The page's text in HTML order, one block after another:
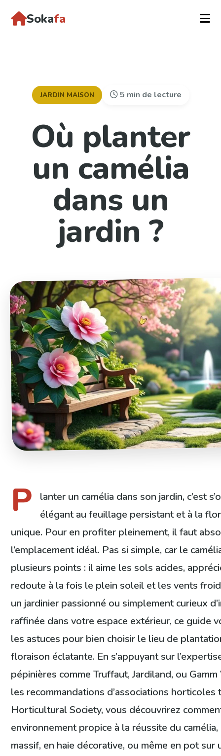
Sokafa
JARDIN MAISON 5 min de lecture
Où planter
un camélia
dans un
jardin ?
P
lanter un camélia dans son jardin, c’est
élégant au feuillage persistant et à la
unique. Pour en profiter pleinement, il faut
l’emplacement idéal. Pas si simple, car le
plusieurs points : il aime les sols acides,
redoute à la fois le plein soleil et les vents
un jardinier passionné ou simplement curieux
raffinée dans votre espace extérieur, ce guide
les astuces pour bien choisir le lieu de
floraison éclatante. En s’appuyant sur
pépinières comme Truffaut, Jardiland, ou
les recommandations d’associations
Horticultural Society, vous découvrirez
environnement propice à la réussite du camélia,
massif, en haie décorative, ou même en pot sur